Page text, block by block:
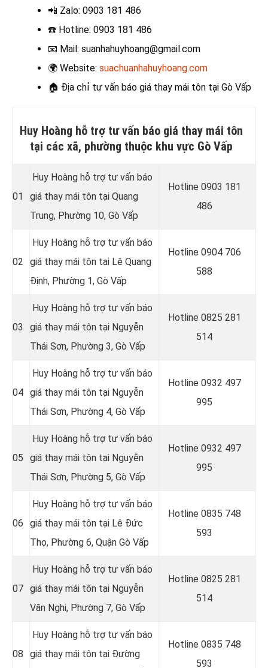
📲 Zalo: 0903 181 486
☎️ Hotline: 0903 181 486
📧 Mail: suanhahuyhoang@gmail.com
🌍 Website: suachuanhahuyhoang.com
🏠 Địa chỉ tư vấn báo giá thay mái tôn tại Gò Vấp
Huy Hoàng hỗ trợ tư vấn báo giá thay mái tôn
tại các xã, phường thuộc khu vực Gò Vấp
01
Huy Hoàng hỗ trợ tư vấn báo
giá thay mái tôn tại Quang
Trung, Phường 10, Gò Vấp
Hotline 0903 181
486
02
Huy Hoàng hỗ trợ tư vấn báo
giá thay mái tôn tại Lê Quang
Định, Phường 1, Gò Vấp
Hotline 0904 706
588
03
Huy Hoàng hỗ trợ tư vấn báo
giá thay mái tôn tại Nguyễn
Thái Sơn, Phường 3, Gò Vấp
Hotline 0825 281
514
04
Huy Hoàng hỗ trợ tư vấn báo
giá thay mái tôn tại Nguyễn
Thái Sơn, Phường 4, Gò Vấp
Hotline 0932 497
995
05
Huy Hoàng hỗ trợ tư vấn báo
giá thay mái tôn tại Nguyễn
Thái Sơn, Phường 5, Gò Vấp
Hotline 0932 497
995
06
Huy Hoàng hỗ trợ tư vấn báo
giá thay mái tôn tại Lê Đức
Thọ, Phường 6, Quận Gò Vấp
Hotline 0835 748
593
07
Huy Hoàng hỗ trợ tư vấn báo
giá thay mái tôn tại Nguyễn
Văn Nghi, Phường 7, Gò Vấp
Hotline 0825 281
514
08
Huy Hoàng hỗ trợ tư vấn báo
giá thay mái tôn tại Đường
Hotline 0835 748
593